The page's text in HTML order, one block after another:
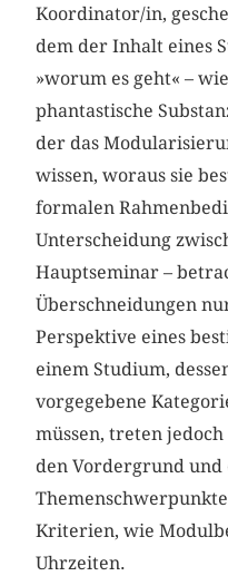
Koordinator/in,
dem der Inhalt eines
»worum es geht« –
phantastische
der das
wissen, woraus sie
formalen
Unterscheidung
Hauptseminar –
Überschneidungen
Perspektive eines
einem Studium,
vorgegebene
müssen, treten
den Vordergrund
Kriterien, wie
Uhrzeiten.